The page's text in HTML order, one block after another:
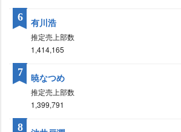
有川浩
推定売上部数
1,414,165
6
暁なつめ
推定売上部数
1,399,791
7
8